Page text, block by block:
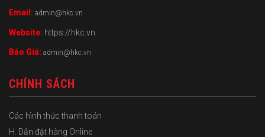
Email: admin@hkc.vn
Website: https://hkc.vn
Báo Giá: admin@hkc.vn
CHÍNH SÁCH
Các hình thức thanh toán
H. Dẫn đặt hàng Online